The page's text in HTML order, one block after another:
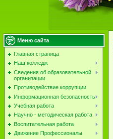
Меню сайта
Главная страница
Наш колледж
Сведения об образовательной
организации
Противодействие коррупции
Информационная безопасность
Учебная работа
Научно - методическая работа
Воспитательная работа
Движение Профессионалы